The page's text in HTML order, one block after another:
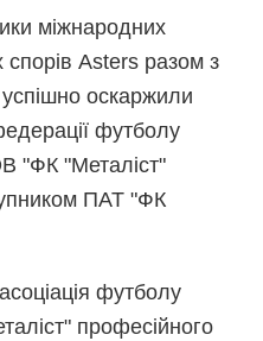
міжнародних
спорів Asters разом з
оскаржили
футболу
"ФК "Металіст"
ПАТ "ФК
футболу
професійного